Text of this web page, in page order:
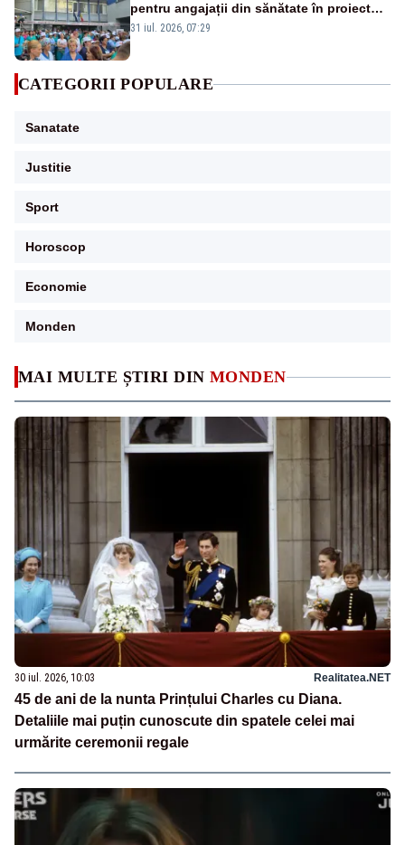
MAI MULTE ȘTIRI DIN MONDEN
30 iul. 2026, 10:03 Realitatea.NET
45 de ani de la nunta Prințului Charles cu Diana.
Detaliile mai puțin cunoscute din spatele celei mai
urmărite ceremonii regale
pentru angajații din sănătate în proiectul
Legii salarizării
31 iul. 2026, 07:29
CATEGORII POPULARE
Sanatate
Justitie
Sport
Horoscop
Economie
Monden